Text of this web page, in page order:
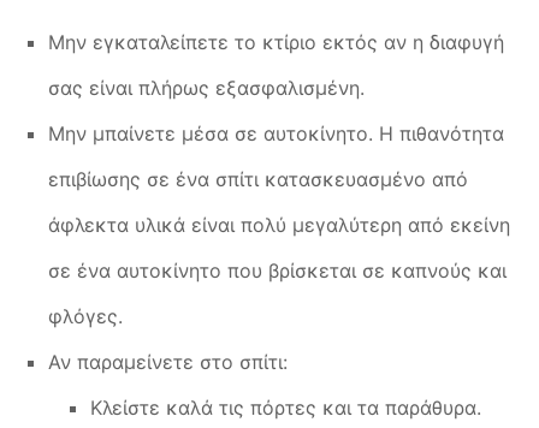
Μην εγκαταλείπετε το κτίριο εκτός αν η διαφυγή
σας είναι πλήρως εξασφαλισμένη.
Μην μπαίνετε μέσα σε αυτοκίνητο. Η πιθανότητα
επιβίωσης σε ένα σπίτι κατασκευασμένο από
άφλεκτα υλικά είναι πολύ μεγαλύτερη από εκείνη
σε ένα αυτοκίνητο που βρίσκεται σε καπνούς και
φλόγες.
Αν παραμείνετε στο σπίτι:
Κλείστε καλά τις πόρτες και τα παράθυρα.